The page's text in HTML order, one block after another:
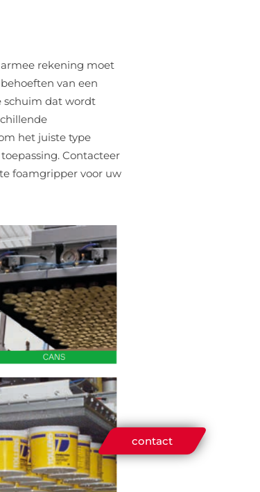
contact
rekening moet
van een
schuim dat wordt
het juiste type
Contacteer
foamgripper voor uw